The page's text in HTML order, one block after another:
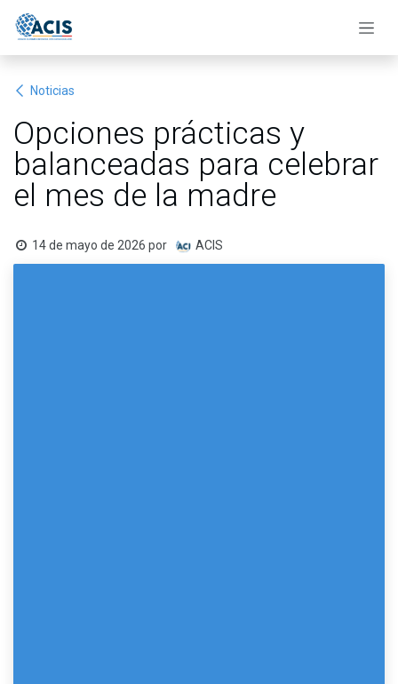
Noticias
Opciones prácticas y
balanceadas para celebrar
el mes de la madre
14 de mayo de 2026 por ACIS